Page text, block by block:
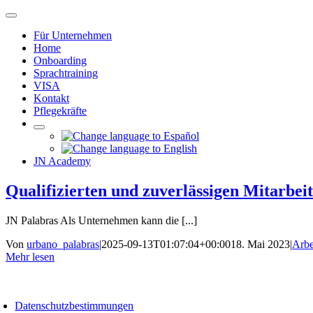
Zum
springen
Navigation
umschalten
Für Unternehmen
Home
Onboarding
Sprachtraining
VISA
Kontakt
Pflegekräfte
JN Academy
Qualifizierten und zuverlässigen
JN Palabras Als Unternehmen kann die [...]
Von urbano_palabras|2025-09-13T01:07:04+00:0018. Mai 2023|
Mehr lesen
Datenschutzbestimmungen